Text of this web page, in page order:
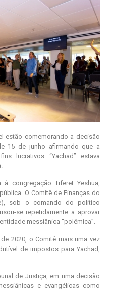
estão comemorando a decisão
15 de junho afirmando que a
lucrativos “Yachad” estava
congregação Tiferet Yeshua,
O Comitê de Finanças do
sob o comando do político
se repetidamente a aprovar
messiânica “polêmica”.
2020, o Comitê mais uma vez
de impostos para Yachad,
de Justiça, em uma decisão
e evangélicas como